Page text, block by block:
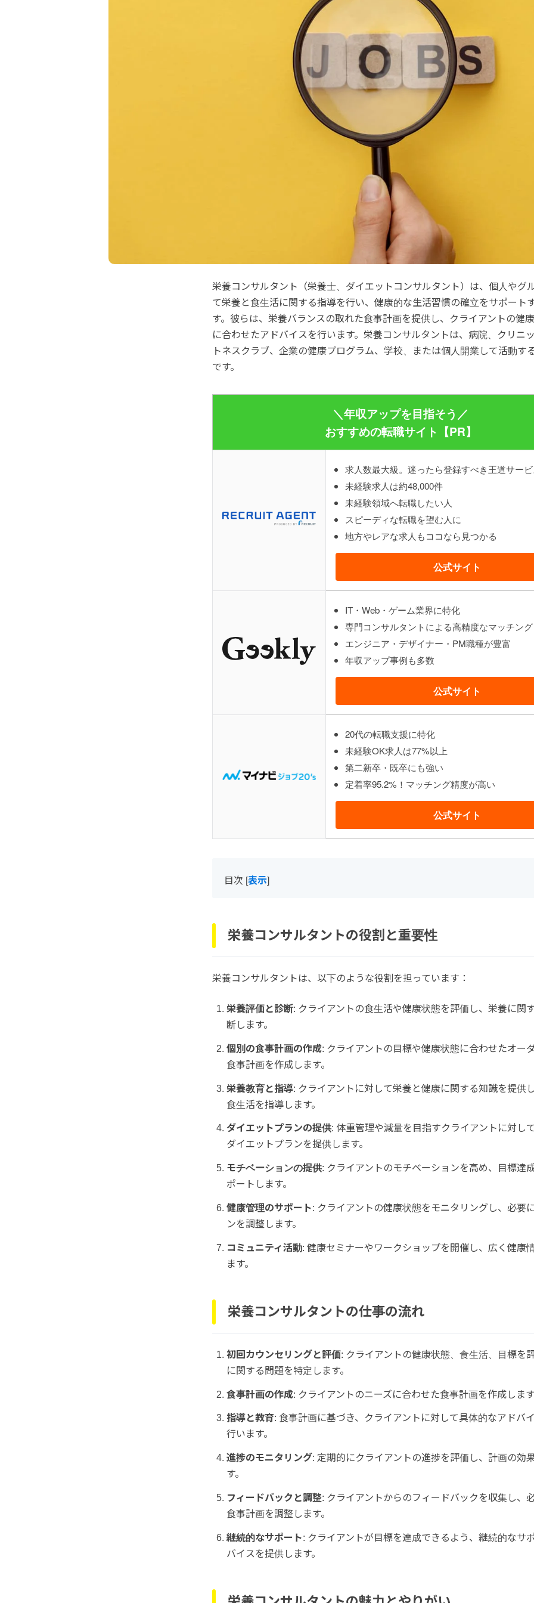
栄養コンサルタント（栄養士、ダイエットコンサルタント）は、個人やグ
て栄養と食生活に関する指導を行い、健康的な生活習慣の確立をサポート
す。彼らは、栄養バランスの取れた食事計画を提供し、クライアントの健
に合わせたアドバイスを行います。栄養コンサルタントは、病院、クリニ
トネスクラブ、企業の健康プログラム、学校、または個人開業して活動す
です。
＼年収アップを目指そう／
おすすめの転職サイト【PR】
求人数最大級。迷ったら登録すべき王道サービ
未経験求人は約48,000件
未経験領域へ転職したい人
スピーディな転職を望む人に
地方やレアな求人もココなら見つかる
公式サイト
IT・Web・ゲーム業界に特化
専門コンサルタントによる高精度なマッチング
エンジニア・デザイナー・PM職種が豊富
年収アップ事例も多数
公式サイト
20代の転職支援に特化
未経験OK求人は77%以上
第二新卒・既卒にも強い
定着率95.2%！マッチング精度が高い
公式サイト
目次 [表示]
栄養コンサルタントの役割と重要性
栄養コンサルタントは、以下のような役割を担っています：
栄養評価と診断: クライアントの食生活や健康状態を評価し、栄養に関
断します。
個別の食事計画の作成: クライアントの目標や健康状態に合わせたオー
食事計画を作成します。
栄養教育と指導: クライアントに対して栄養と健康に関する知識を提供
食生活を指導します。
ダイエットプランの提供: 体重管理や減量を目指すクライアントに対し
ダイエットプランを提供します。
モチベーションの提供: クライアントのモチベーションを高め、目標達
ポートします。
健康管理のサポート: クライアントの健康状態をモニタリングし、必要
ンを調整します。
コミュニティ活動: 健康セミナーやワークショップを開催し、広く健康
ます。
栄養コンサルタントの仕事の流れ
初回カウンセリングと評価: クライアントの健康状態、食生活、目標を
に関する問題を特定します。
食事計画の作成: クライアントのニーズに合わせた食事計画を作成します
指導と教育: 食事計画に基づき、クライアントに対して具体的なアドバ
行います。
進捗のモニタリング: 定期的にクライアントの進捗を評価し、計画の効
す。
フィードバックと調整: クライアントからのフィードバックを収集し、
食事計画を調整します。
継続的なサポート: クライアントが目標を達成できるよう、継続的なサ
バイスを提供します。